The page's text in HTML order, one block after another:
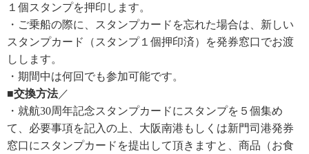
１個スタンプを押印します。
・ご乗船の際に、スタンプカードを忘れた場合は、新しい
スタンプカード（スタンプ１個押印済）を発券窓口でお渡
しします。
・期間中は何回でも参加可能です。
■交換方法／
・就航30周年記念スタンプカードにスタンプを５個集め
て、必要事項を記入の上、大阪南港もしくは新門司港発券
窓口にスタンプカードを提出して頂きますと、商品（お食